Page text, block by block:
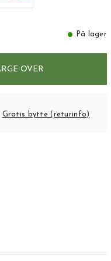
På lager
OVER
Gratis bytte (returinfo)